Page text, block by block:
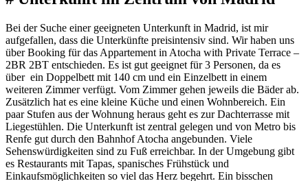
Bei der Suche einer geeigneten Unterkunft in Madrid, ist mir
aufgefallen, dass die Unterkünfte preisintensiv sind. Wir haben uns
über Booking für das Appartement in Atocha with Private Terrace –
2BR 2BT entschieden. Es ist gut geeignet für 3 Personen, da es
über ein Doppelbett mit 140 cm und ein Einzelbett in einem
weiteren Zimmer verfügt. Vom Zimmer gehen jeweils die Bäder ab.
Zusätzlich hat es eine kleine Küche und einen Wohnbereich. Ein
paar Stufen aus der Wohnung heraus geht es zur Dachterrasse mit
Liegestühlen. Die Unterkunft ist zentral gelegen und von Metro bis
Renfe gut durch den Bahnhof Atocha angebunden. Viele
Sehenswürdigkeiten sind zu Fuß erreichbar. In der Umgebung gibt
es Restaurants mit Tapas, spanisches Frühstück und
Einkaufsmöglichkeiten so viel das Herz begehrt. Ein bisschen